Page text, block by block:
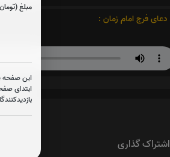
مبلغ
این صفحه
ابتدای
دعای فرج امام زمان :
اشتراک گذاری